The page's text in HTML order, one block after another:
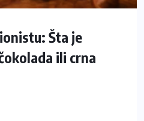
Šta je
ili crna